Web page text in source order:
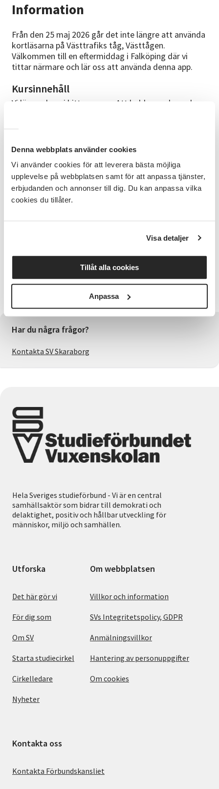
Denna webbplats använder cookies
Vi använder cookies för att leverera bästa möjliga
upplevelse på webbplatsen samt för att anpassa tjänster,
erbjudanden och annonser till dig. Du kan anpassa vilka
cookies du tillåter.
Visa detaljer
Tillåt alla cookies
Anpassa
Information
Från den 25 maj 2026 går det inte längre att använda
kortläsarna på Västtrafiks tåg, Västtågen.
Välkommen till en eftermiddag i Falköping där vi
tittar närmare och lär oss att använda denna app.
Kursinnehåll
Vi lär oss hur vi hittar appen. Att ladda ner den och
En träff med fokus på Västtrafik appen ToGo
Studiematerial
Din smartphone och västtrafiks app ToGo
Eva Frödeberg
Kurstillfället riktar sig till seniorer
Anmälningsinformation
Har du några frågor?
Kontakta SV Skaraborg
Hela Sveriges studieförbund - Vi är en central
samhällsaktör som bidrar till demokrati och
delaktighet, positiv och hållbar utveckling för
människor, miljö och samhällen.
Utforska
Det här gör vi
För dig som
Om SV
Starta studiecirkel
Cirkelledare
Nyheter
Om webbplatsen
Villkor och information
SVs Integritetspolicy, GDPR
Anmälningsvillkor
Hantering av personuppgifter
Om cookies
Kontakta oss
Kontakta Förbundskansliet